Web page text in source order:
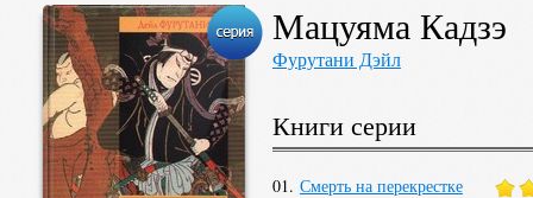
Мацуяма Кадзэ
Фурутани Дэйл
Книги серии
01. Смерть на перекрестке